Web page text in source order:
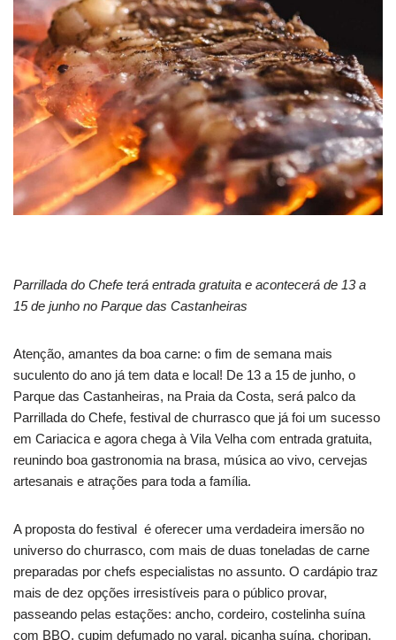
Parrillada do Chefe terá entrada gratuita e acontecerá de 13 a
15 de junho no Parque das Castanheiras
Atenção, amantes da boa carne: o fim de semana mais
suculento do ano já tem data e local! De 13 a 15 de junho, o
Parque das Castanheiras, na Praia da Costa, será palco da
Parrillada do Chefe, festival de churrasco que já foi um sucesso
em Cariacica e agora chega à Vila Velha com entrada gratuita,
reunindo boa gastronomia na brasa, música ao vivo, cervejas
artesanais e atrações para toda a família.
A proposta do festival é oferecer uma verdadeira imersão no
universo do churrasco, com mais de duas toneladas de carne
preparadas por chefs especialistas no assunto. O cardápio traz
mais de dez opções irresistíveis para o público provar,
passeando pelas estações: ancho, cordeiro, costelinha suína
com BBQ, cupim defumado no varal, picanha suína, choripan,